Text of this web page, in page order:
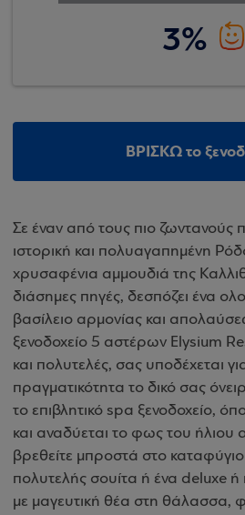
3%
ΒΡΙΣΚΩ το
Σε έναν από τους πιο ζωντανούς
ιστορική και πολυαγαπημένη
χρυσαφένια αμμουδιά της
διάσημες πηγές, δεσπόζει ένα
βασίλειο αρμονίας και
ξενοδοχείο 5 αστέρων Elysium
και πολυτελές, σας υποδέχεται
πραγματικότητα το δικό σας
το επιβλητικό spa ξενοδοχείο,
και αναδύεται το φως του ήλιου
βρεθείτε μπροστά στο
πολυτελής σουίτα ή ένα deluxe
με μαγευτική θέα στη θάλασσα,